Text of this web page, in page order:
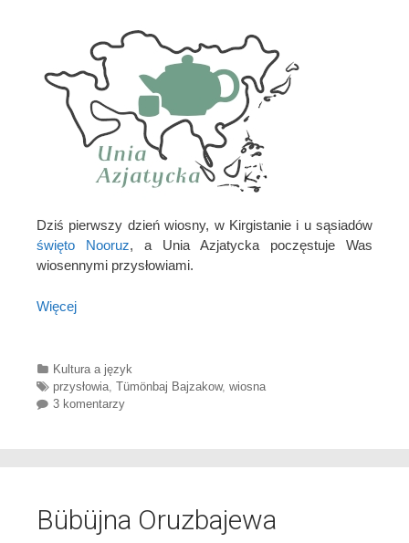
Dziś pierwszy dzień wiosny, w Kirgistanie i u sąsiadów
święto Nooruz, a Unia Azjatycka poczęstuje Was
wiosennymi przysłowiami.
Więcej
Categories
Kultura a język
Tags
przysłowia Tümӧnbaj Bajzakow, wiosna
3 komentarzy
Bübüjna Oruzbajewa